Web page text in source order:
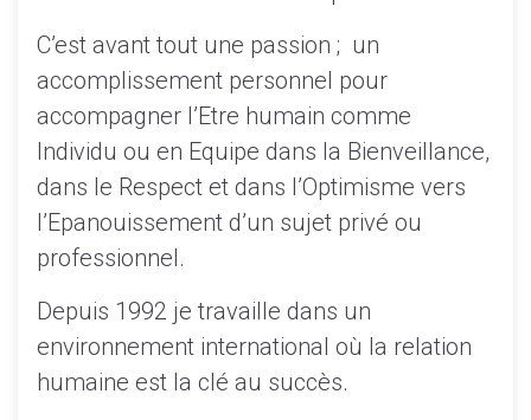
C’est avant tout une passion ; un
accomplissement personnel pour
accompagner l’Etre humain comme
Individu ou en Equipe dans la Bienveillance,
dans le Respect et dans l’Optimisme vers
l’Epanouissement d’un sujet privé ou
professionnel.
Depuis 1992 je travaille dans un
environnement international où la relation
humaine est la clé au succès.